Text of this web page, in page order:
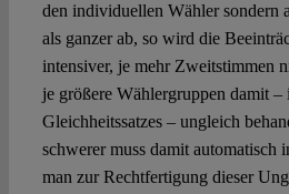
den individuellen Wähler sondern
als ganzer ab, so wird die
intensiver, je mehr Zweitstimmen
je größere Wählergruppen damit –
Gleichheitssatzes – ungleich
schwerer muss damit automatisch
man zur Rechtfertigung dieser